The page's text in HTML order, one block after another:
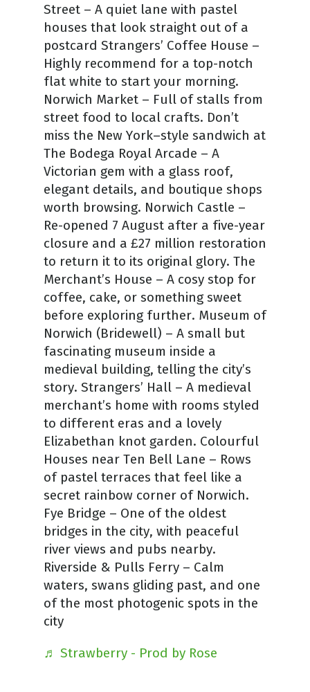
Street – A quiet lane with pastel
houses that look straight out of a
postcard Strangers’ Coffee House –
Highly recommend for a top-notch
flat white to start your morning.
Norwich Market – Full of stalls from
street food to local crafts. Don’t
miss the New York–style sandwich at
The Bodega Royal Arcade – A
Victorian gem with a glass roof,
elegant details, and boutique shops
worth browsing. Norwich Castle –
Re-opened 7 August after a five-year
closure and a £27 million restoration
to return it to its original glory. The
Merchant’s House – A cosy stop for
coffee, cake, or something sweet
before exploring further. Museum of
Norwich (Bridewell) – A small but
fascinating museum inside a
medieval building, telling the city’s
story. Strangers’ Hall – A medieval
merchant’s home with rooms styled
to different eras and a lovely
Elizabethan knot garden. Colourful
Houses near Ten Bell Lane – Rows
of pastel terraces that feel like a
secret rainbow corner of Norwich.
Fye Bridge – One of the oldest
bridges in the city, with peaceful
river views and pubs nearby.
Riverside & Pulls Ferry – Calm
waters, swans gliding past, and one
of the most photogenic spots in the
city
♬ Strawberry - Prod by Rose